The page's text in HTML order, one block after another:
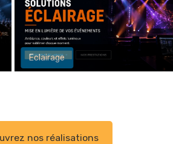
Eclairage
nos réalisations